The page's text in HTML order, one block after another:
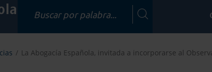
La Abogacía Española, invitada a incorporarse al